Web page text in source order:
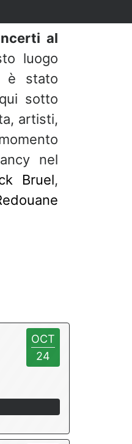
al
luogo
è stato
sotto
artisti,
nel
Bruel,
OCT
24